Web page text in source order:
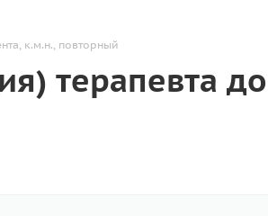
к.м.н., повторный
терапевта